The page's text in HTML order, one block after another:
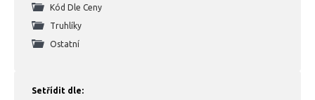
Kód Dle Ceny
Truhlíky
Ostatní
Setřídit dle: